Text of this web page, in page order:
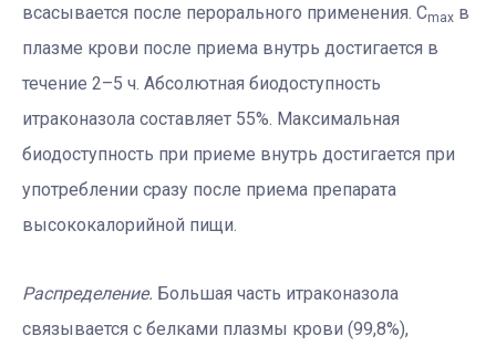
всасывается после перорального применения. Cmax в
плазме крови после приема внутрь достигается в
течение 2–5 ч. Абсолютная биодоступность
итраконазола составляет 55%. Максимальная
биодоступность при приеме внутрь достигается при
употреблении сразу после приема препарата
высококалорийной пищи.
Распределение. Большая часть итраконазола
связывается с белками плазмы крови (99,8%),